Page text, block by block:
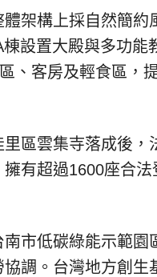
架構上採自然簡
設置大殿與多功
、客房及輕食區，
區雲集寺落成後
有超過1600座合
市低碳綠能示範
調。台灣地方創